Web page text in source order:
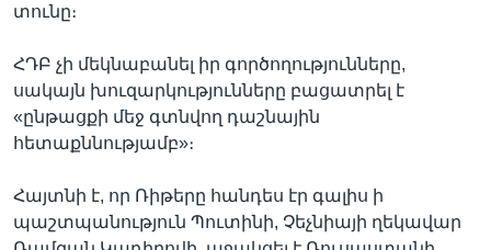
տունը։
ՀԴԲ չի մեկնաբանել իր գործողությունները,
սակայն խուզարկությունները բացատրել է
«ընթացքի մեջ գտնվող դաշնային
հետաքննությամբ»։
Հայտնի է, որ Ռիթերը հանդես էր գալիս ի
պաշտպանություն Պուտինի, Չեչնիայի ղեկավար